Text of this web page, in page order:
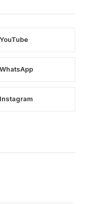
YouTube
WhatsApp
Instagram